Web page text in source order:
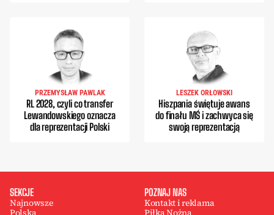
PRZEMYSŁAW PAWLAK
RL 2028, czyli co transfer
Lewandowskiego oznacza
dla reprezentacji Polski
LESZEK ORŁOWSKI
Hiszpania świętuje awans
do finału MŚ i zachwyca się
swoją reprezentacją
SEKCJE
Najnowsze
POZNAJ NAS
Kontakt i reklama